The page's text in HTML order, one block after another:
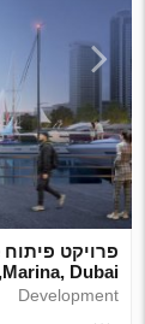
Marina, Dubai, איחוד האמירויות מספר 509895
Development